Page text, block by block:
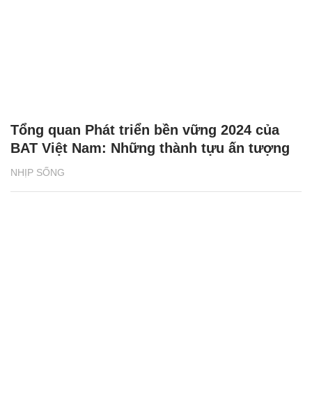
NHỊP SỐNG
Tổng quan Phát triển bền vững 2024 của
BAT Việt Nam: Những thành tựu ấn tượng